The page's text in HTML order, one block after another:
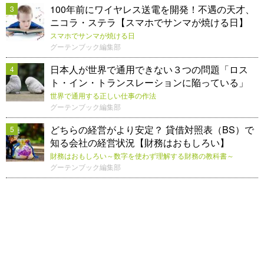
3
100年前にワイヤレス送電を開発！不遇の天才、
ニコラ・ステラ【スマホでサンマが焼ける日】
スマホでサンマが焼ける日
グーテンブック編集部
4
日本人が世界で通用できない３つの問題「ロス
ト・イン・トランスレーションに陥っている」
世界で通用する正しい仕事の作法
グーテンブック編集部
5
どちらの経営がより安定？ 貸借対照表（BS）で
知る会社の経営状況【財務はおもしろい】
財務はおもしろい～数字を使わず理解する財務の教科書～
グーテンブック編集部